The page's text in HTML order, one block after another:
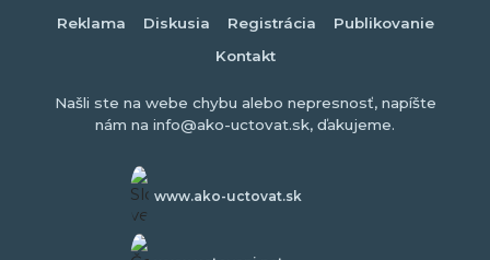
Reklama
Diskusia Registrácia
Publikovanie
Kontakt
Našli ste na webe chybu alebo nepresnosť, napíšte
nám na info@ako-uctovat.sk, ďakujeme.
www.ako-uctovat.sk